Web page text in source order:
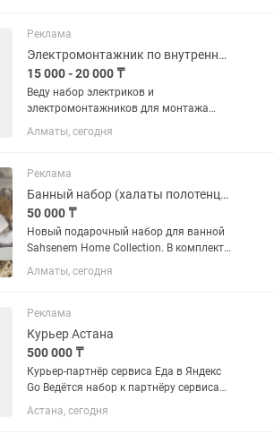
Реклама
Электромонтажник по внутренним электрическим сетям
15 000 - 20 000 ₸
Веду набор электриков и
электромонтажников для монтажа
силовых кабелей освещения, кабелей
розеточных и слаботочных групп на
Электрик 20 000 в день Если умеете
правильно...
Алматы, сегодня
Реклама
Банный набор (халаты полотенца тапочки), 8 предметов, Турция
50 000 ₸
Новый подарочный набор для ванной
Sahsenem Home Collection. В комплект
входит: • 2 вафельных хлопковых
халато; • 2 полотенца 50×90 см; • 2
Алматы, сегодня
Реклама
Курьер Астана
500 000 ₸
Курьер-партнёр сервиса Еда в Яндекс
Go Ведётся набор к партнёру сервиса
Еда в Яндекс Go в г. Астана. 🚲
Доставляйте заказы еды из
Астана, сегодня